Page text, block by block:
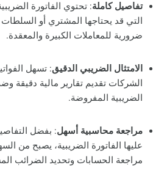
تفاصيل كاملة: تحتوي الفاتورة
التي قد يحتاجها المشتري أو السلطات
ضرورية للمعاملات الكبيرة والمعقدة.
الامتثال الضريبي الدقيق: تسهل
الشركات تقديم تقارير مالية دقيقة
الضريبية المفروضة.
مراجعة محاسبية أسهل: بفضل
عليها الفاتورة الضريبية، يصبح من
مراجعة الحسابات وتحديد الضرائب